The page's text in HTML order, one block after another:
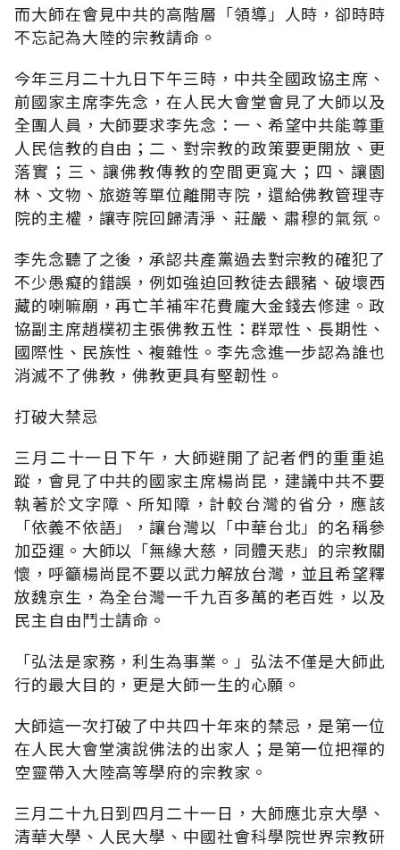
而大師在會見中共的高階層「領導」人時，卻時時
不忘記為大陸的宗教請命。
今年三月二十九日下午三時，中共全國政協主席、
前國家主席李先念，在人民大會堂會見了大師以及
全團人員，大師要求李先念：一、希望中共能尊重
人民信教的自由；二、對宗教的政策要更開放、更
落實；三、讓佛教傳教的空間更寬大；四、讓園
林、文物、旅遊等單位離開寺院，還給佛教管理寺
院的主權，讓寺院回歸清淨、莊嚴、肅穆的氣氛。
李先念聽了之後，承認共產黨過去對宗教的確犯了
不少愚癡的錯誤，例如強迫回教徒去餵豬、破壞西
藏的喇嘛廟，再亡羊補牢花費龐大金錢去修建。政
協副主席趙樸初主張佛教五性：群眾性、長期性、
國際性、民族性、複雜性。李先念進一步認為誰也
消滅不了佛教，佛教更具有堅韌性。
打破大禁忌
三月二十一日下午，大師避開了記者們的重重追
蹤，會見了中共的國家主席楊尚昆，建議中共不要
執著於文字障、所知障，計較台灣的省分，應該
「依義不依語」，讓台灣以「中華台北」的名稱參
加亞運。大師以「無緣大慈，同體天悲」的宗教關
懷，呼籲楊尚昆不要以武力解放台灣，並且希望釋
放魏京生，為全台灣一千九百多萬的老百姓，以及
民主自由鬥士請命。
「弘法是家務，利生為事業。」弘法不僅是大師此
行的最大目的，更是大師一生的心願。
大師這一次打破了中共四十年來的禁忌，是第一位
在人民大會堂演說佛法的出家人；是第一位把禪的
空靈帶入大陸高等學府的宗教家。
三月二十九日到四月二十一日，大師應北京大學、
清華大學、人民大學、中國社會科學院世界宗教研